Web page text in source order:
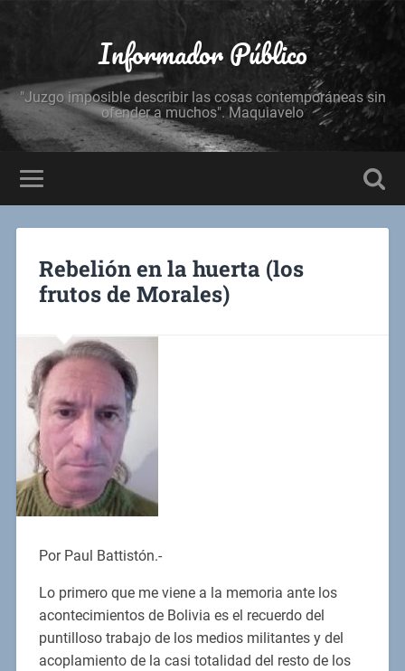
Informador Público
"Juzgo imposible describir las cosas contemporáneas sin
ofender a muchos". Maquiavelo
Rebelión en la huerta (los
frutos de Morales)
Por Paul Battistón.-
Lo primero que me viene a la memoria ante los
acontecimientos de Bolivia es el recuerdo del
puntilloso trabajo de los medios militantes y del
acoplamiento de la casi totalidad del resto de los